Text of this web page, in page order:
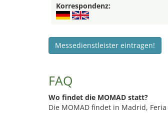
Korrespondenz:
Messedienstleister eintragen!
FAQ
Wo findet die MOMAD statt?
Die MOMAD findet in Madrid,